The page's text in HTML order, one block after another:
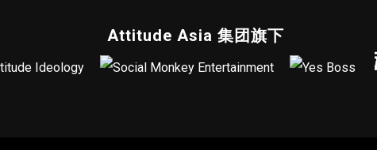
Attitude Asia 集团旗下